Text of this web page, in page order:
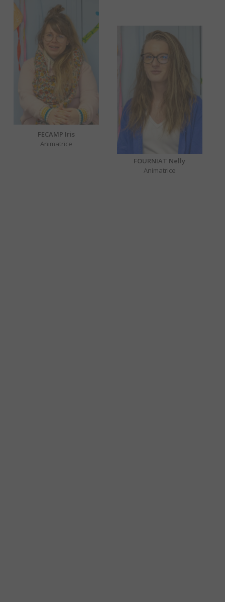
FECAMP Iris
Animatrice
FOURNIAT Nelly
Animatrice